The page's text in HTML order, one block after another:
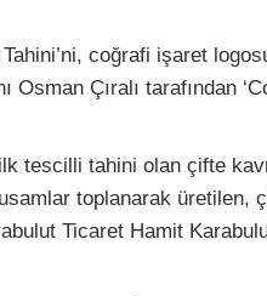
coğrafi işaret
Çıralı tarafından
tescilli tahini olan çifte
toplanarak
Ticaret Hamit